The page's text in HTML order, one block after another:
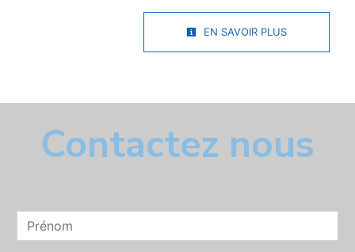
EN SAVOIR PLUS
Contactez nous